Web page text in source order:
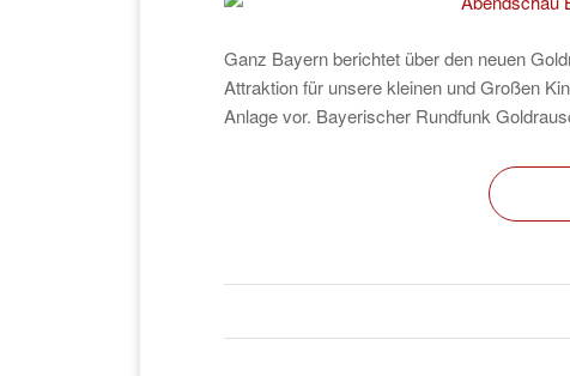
Ganz Bayern berichtet über den neuen
Attraktion für unsere kleinen und Großen
Anlage vor. Bayerischer Rundfunk